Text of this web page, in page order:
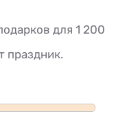
для 1 200
праздник.